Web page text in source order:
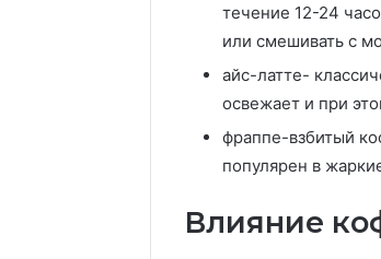
течение 12-24
или смешивать с
айс-латте-
освежает и при
фраппе-взбитый
популярен в
Влияние